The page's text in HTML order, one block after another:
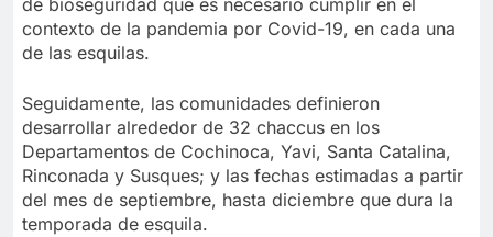
de bioseguridad que es necesario cumplir en el
contexto de la pandemia por Covid-19, en cada una
de las esquilas.
Seguidamente, las comunidades definieron
desarrollar alrededor de 32 chaccus en los
Departamentos de Cochinoca, Yavi, Santa Catalina,
Rinconada y Susques; y las fechas estimadas a partir
del mes de septiembre, hasta diciembre que dura la
temporada de esquila.